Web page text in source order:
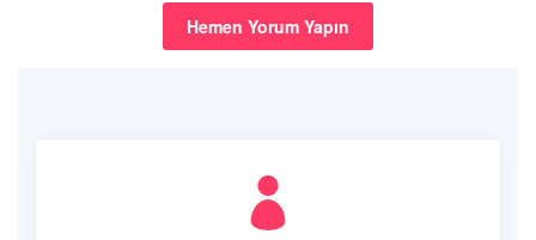
Hemen Yorum Yapın